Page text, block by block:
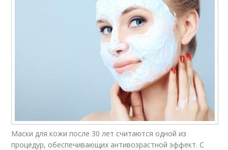
Маски для кожи после 30 лет считаются одной из
процедур, обеспечивающих антивозрастной эффект. С